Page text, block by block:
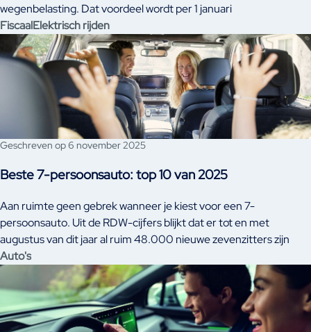
wegenbelasting. Dat voordeel wordt per 1 januari
teruggeschroefd en vervalt voor plug-in hybrides volledig.
FiscaalElektrisch rijden
Geschreven op 6 november 2025
Beste 7-persoonsauto: top 10 van 2025
Aan ruimte geen gebrek wanneer je kiest voor een 7-
persoonsauto. Uit de RDW-cijfers blijkt dat er tot en met
augustus van dit jaar al ruim 48.000 nieuwe zevenzitters zijn
geregistreerd in Nederland. Maar welke modellen zijn het
populairst? Wij zetten de cijfers op een rij en presenteren de Top
10 meest gekozen 7-persoonsauto’s van 2025.
Auto's